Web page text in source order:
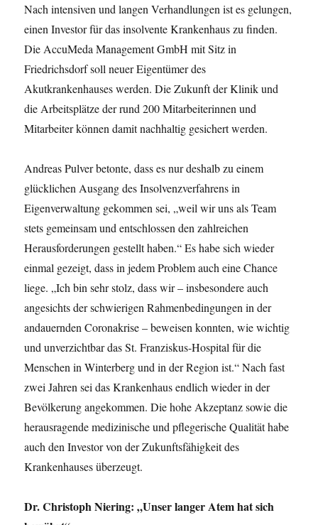
Nach intensiven und langen Verhandlungen ist es gelungen,
einen Investor für das insolvente Krankenhaus zu finden.
Die AccuMeda Management GmbH mit Sitz in
Friedrichsdorf soll neuer Eigentümer des
Akutkrankenhauses werden. Die Zukunft der Klinik und
die Arbeitsplätze der rund 200 Mitarbeiterinnen und
Mitarbeiter können damit nachhaltig gesichert werden.
Andreas Pulver betonte, dass es nur deshalb zu einem
glücklichen Ausgang des Insolvenzverfahrens in
Eigenverwaltung gekommen sei, „weil wir uns als Team
stets gemeinsam und entschlossen den zahlreichen
Herausforderungen gestellt haben.“ Es habe sich wieder
einmal gezeigt, dass in jedem Problem auch eine Chance
liege. „Ich bin sehr stolz, dass wir – insbesondere auch
angesichts der schwierigen Rahmenbedingungen in der
andauernden Coronakrise – beweisen konnten, wie wichtig
und unverzichtbar das St. Franziskus-Hospital für die
Menschen in Winterberg und in der Region ist.“ Nach fast
zwei Jahren sei das Krankenhaus endlich wieder in der
Bevölkerung angekommen. Die hohe Akzeptanz sowie die
herausragende medizinische und pflegerische Qualität habe
auch den Investor von der Zukunftsfähigkeit des
Krankenhauses überzeugt.
Dr. Christoph Niering: „Unser langer Atem hat sich